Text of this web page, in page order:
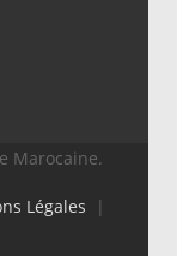
Marocaine.
Légales |